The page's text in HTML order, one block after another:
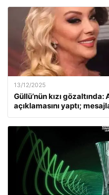
13/12/2025
Güllü’nün kızı gözaltında:
açıklamasını yaptı;